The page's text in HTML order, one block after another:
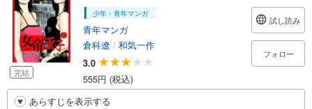
完結
少年・青年マンガ
青年マンガ
倉科遼 / 和気一作
3.0
555円 (税込)
試し読み
フォロー
あらすじを表示する